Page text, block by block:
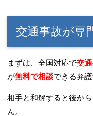
交通事故が専
まずは、全国対応で交
が無料で相談できる弁
相手と和解すると後か
ん。